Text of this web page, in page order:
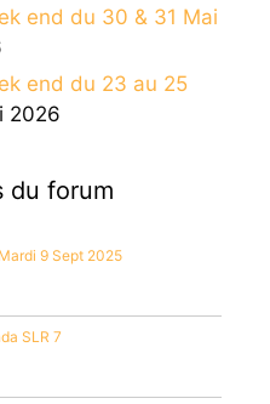
end du 30 & 31 Mai
end du 23 au 25
2026
du forum
9 Sept 2025
SLR 7